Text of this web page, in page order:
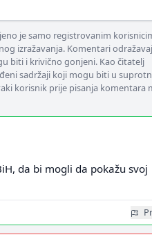
je samo registrovanim
izražavanja. Komentari
biti i krivično gonjeni. Kao čitatelj
sadržaji koji mogu biti u
korisnik prije pisanja komentara
da bi mogli da pokažu svoj